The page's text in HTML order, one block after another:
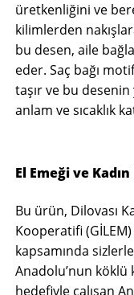
üretkenliğini ve
kilimlerden
bu desen, aile
eder. Saç bağı
taşır ve bu desenin
anlam ve sıcaklık
El Emeği ve
Bu ürün, Dilovası
Kooperatifi
kapsamında
Anadolu’nun köklü
hedefiyle çalışan